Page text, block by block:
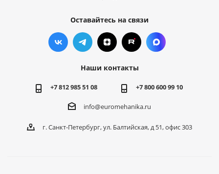
Оставайтесь на связи
Наши контакты
+7 812 985 51 08 +7 800 600 99 10
info@euromehanika.ru
г. Санкт-Петербург, ул. Балтийская, д 51, офис 303